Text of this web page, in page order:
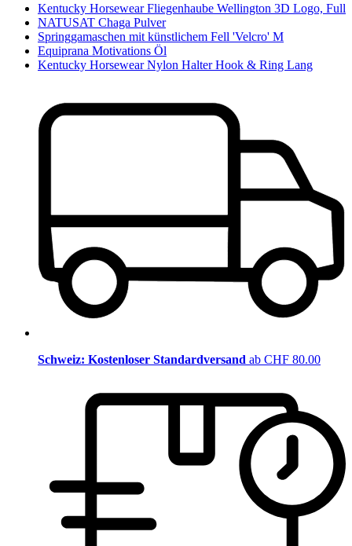
Kentucky Horsewear Fliegenhaube Wellington 3D Logo, Full
NATUSAT Chaga Pulver
Springgamaschen mit künstlichem Fell 'Velcro' M
Equiprana Motivations Öl
Kentucky Horsewear Nylon Halter Hook & Ring Lang
Schweiz: Kostenloser Standardversand ab CHF 80.00